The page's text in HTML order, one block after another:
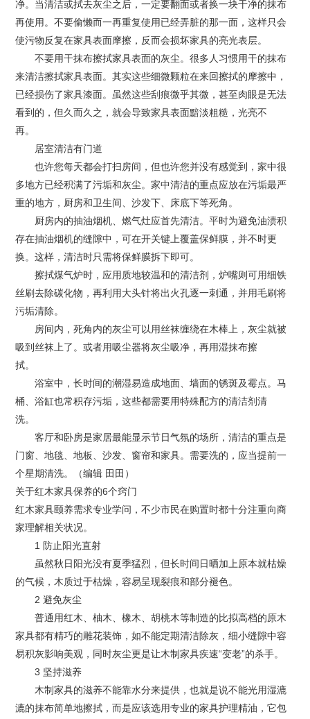
净。当清洁或拭去灰尘之后，一定要翻面或者换一块干净的抹布
再使用。不要偷懒而一再重复使用已经弄脏的那一面，这样只会
使污物反复在家具表面摩擦，反而会损坏家具的亮光表层。
不要用干抹布擦拭家具表面的灰尘。很多人习惯用干的抹布
来清洁擦拭家具表面。其实这些细微颗粒在来回擦拭的摩擦中，
已经损伤了家具漆面。虽然这些刮痕微乎其微，甚至肉眼是无法
看到的，但久而久之，就会导致家具表面黯淡粗糙，光亮不
再。
居室清洁有门道
也许您每天都会打扫房间，但也许您并没有感觉到，家中很
多地方已经积满了污垢和灰尘。家中清洁的重点应放在污垢最严
重的地方，厨房和卫生间、沙发下、床底下等死角。
厨房内的抽油烟机、燃气灶应首先清洁。平时为避免油渍积
存在抽油烟机的缝隙中，可在开关键上覆盖保鲜膜，并不时更
换。这样，清洁时只需将保鲜膜拆下即可。
擦拭煤气炉时，应用质地较温和的清洁剂，炉嘴则可用细铁
丝刷去除碳化物，再利用大头针将出火孔逐一刺通，并用毛刷将
污垢清除。
房间内，死角内的灰尘可以用丝袜缠绕在木棒上，灰尘就被
吸到丝袜上了。或者用吸尘器将灰尘吸净，再用湿抹布擦
拭。
浴室中，长时间的潮湿易造成地面、墙面的锈斑及霉点。马
桶、浴缸也常积存污垢，这些都需要用特殊配方的清洁剂清
洗。
客厅和卧房是家居最能显示节日气氛的场所，清洁的重点是
门窗、地毯、地板、沙发、窗帘和家具。需要洗的，应当提前一
个星期清洗。（编辑 田田）
关于红木家具保养的6个窍门
红木家具颐养需求专业学问，不少市民在购置时都十分注重向商
家理解相关状况。
1 防止阳光直射
虽然秋日阳光没有夏季猛烈，但长时间日晒加上原本就枯燥
的气候，木质过于枯燥，容易呈现裂痕和部分褪色。
2 避免灰尘
普通用红木、柚木、橡木、胡桃木等制造的比拟高档的原木
家具都有精巧的雕花装饰，如不能定期清洁除灰，细小缝隙中容
易积灰影响美观，同时灰尘更是让木制家具疾速“变老”的杀手。
3 坚持滋养
木制家具的滋养不能靠水分来提供，也就是说不能光用湿漉
漉的抹布简单地擦拭，而是应该选用专业的家具护理精油，它包